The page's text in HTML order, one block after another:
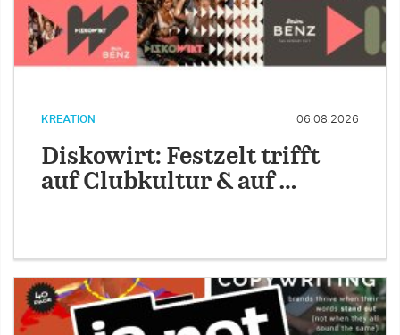
KREATION 06.08.2026
Diskowirt: Festzelt trifft
auf Clubkultur & auf …